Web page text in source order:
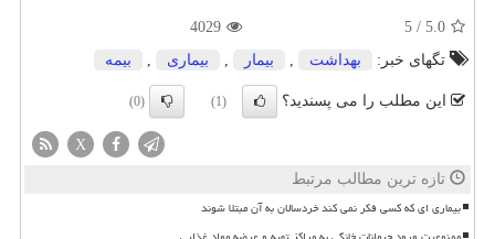
5.0
/
5
4029
تگهای خبر:
بهداشت بیمار بیماری بیمه
این مطلب را می پسندید؟ (1)
(0)
X
تازه ترین مطالب مرتبط
بیماری ای که کسی فکر نمی کند خردسالان به آن مبتلا شوند